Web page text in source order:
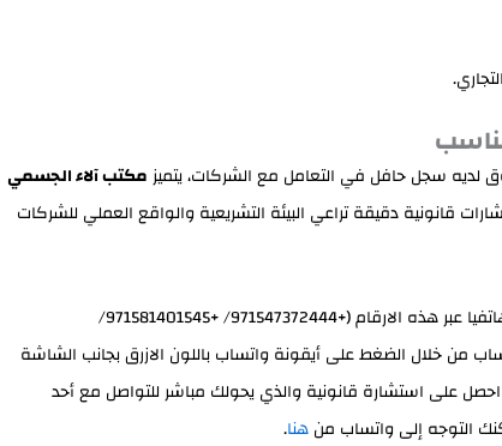
سجل حافل في التعامل مع الشركات، يتميزمكتب آلاء الجسمي
قانونية دقيقة تراعي البيئة التشريعية والواقع العملي للشركات
والذي يمكنك التواصل معه هاتفيا عبر هذه الارقام (+971547372444/ +971581401545/
أو عبر الواتساب من خلال الضغط على أيقونة واتساب باللون الازرق بجانب الشاشة
على استشارة قانونية والذي يحولك مباشر للتواصل مع أحد
التوجه إلى واتساب منهنا.